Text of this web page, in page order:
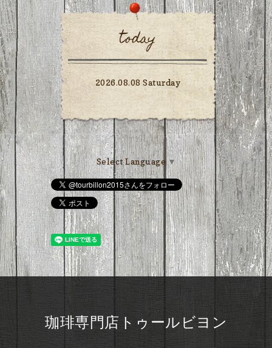
today
2026.08.08 Saturday
Select Language ▼
珈琲専門店トゥールビヨン